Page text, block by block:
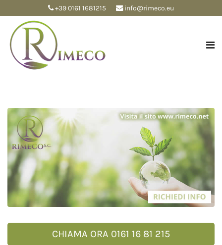
+39 0161 1681215 info@rimeco.eu
CHIAMA ORA 0161 16 81 215